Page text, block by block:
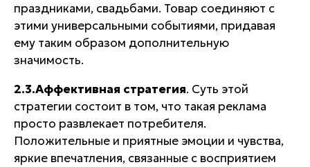
праздниками, свадьбами. Товар соединяют с
этими универсальными событиями, придавая
ему таким образом дополнительную
значимость.
2.3.Аффективная стратегия. Суть этой
стратегии состоит в том, что такая реклама
просто развлекает потребителя.
Положительные и приятные эмоции и чувства,
яркие впечатления, связанные с восприятием